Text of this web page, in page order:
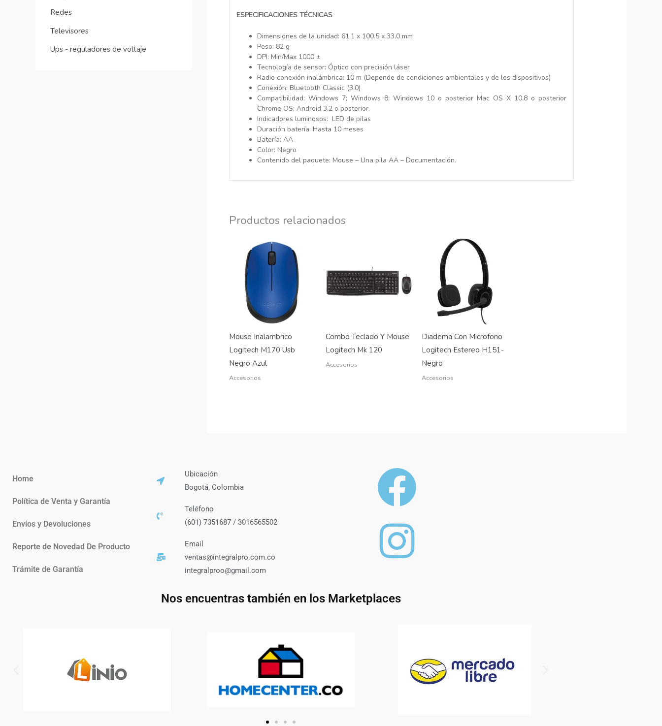
Redes
Televisores
Ups - reguladores de voltaje
ESPECIFICACIONES TÉCNICAS
Dimensiones de la unidad: 61.1 x 100.5 x 33.0 mm
Peso: 82 g
DPI: Min/Max 1000 ±
Tecnología de sensor: Óptico con precisión láser
Radio conexión inalámbrica: 10 m (Depende de condiciones ambientales y de los dispositivos)
Conexión: Bluetooth Classic (3.0)
Compatibilidad: Windows 7; Windows 8; Windows 10 o posterior Mac OS X 10.8 o posterior
Chrome OS; Android 3.2 o posterior.
Indicadores luminosos: LED de pilas
Duración batería: Hasta 10 meses
Batería: AA
Color: Negro
Contenido del paquete: Mouse – Una pila AA – Documentación.
Productos relacionados
Mouse Inalambrico
Logitech M170 Usb
Negro Azul
Accesorios
Combo Teclado Y Mouse
Logitech Mk 120
Accesorios
Diadema Con Microfono
Logitech Estereo H151-
Negro
Accesorios
Home
Política de Venta y Garantía
Envíos y Devoluciones
Reporte de Novedad De Producto
Trámite de Garantía
Ubicación
Bogotá, Colombia
Teléfono
(601) 7351687 / 3016565502
Email
ventas@integralpro.com.co
integralproo@gmail.com
Nos encuentras también en los Marketplaces